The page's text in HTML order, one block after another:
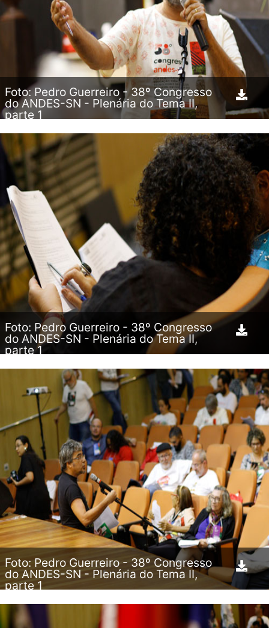
Foto: Pedro Guerreiro - 38º Congresso
do ANDES-SN - Plenária do Tema II,
parte 1
Foto: Pedro Guerreiro - 38º Congresso
do ANDES-SN - Plenária do Tema II,
parte 1
Foto: Pedro Guerreiro - 38º Congresso
do ANDES-SN - Plenária do Tema II,
parte 1